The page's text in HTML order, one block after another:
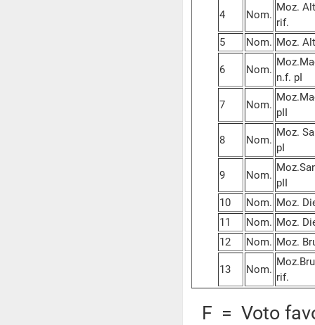
4 Nom.
Moz.
rif.
5
Nom. Moz.
6 Nom.
n.f. pI
7 Nom.
pII
8 Nom.
Moz.
pI
9 Nom.
pII
10
Nom. Moz.
11
Nom. Moz.
12
Nom. Moz.
13 Nom.
rif.
F = Voto